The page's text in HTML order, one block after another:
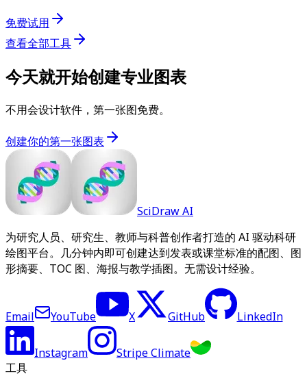
免费试用
查看全部工具
今天就开始创建专业图表
不用会设计软件，第一张图免费。
创建你的第一张图表
SciDraw AI
为研究人员、研究生、教师与科普创作者打造的 AI 驱动科研
绘图平台。几分钟内即可创建达到发表或课堂标准的配图、图
形摘要、TOC 图、海报与教学插图。无需设计经验。
Email YouTube X GitHub LinkedIn
Instagram
Stripe Climate
工具